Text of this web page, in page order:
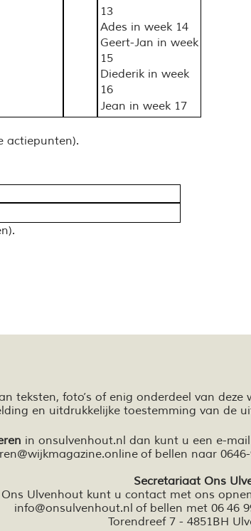
13
Ades in week 14
Geert-Jan in week
15
Diederik in week
16
Jean in week 17
actiepunten).
teksten, foto’s of enig onderdeel van deze
en uitdrukkelijke toestemming van de
in onsulvenhout.nl dan kunt u een e-
of bellen naar 0646-
Secretariaat Ons
Ulvenhout kunt u contact met ons
info@onsulvenhout.nl of bellen met 06 46
Torendreef 7 - 4851BH